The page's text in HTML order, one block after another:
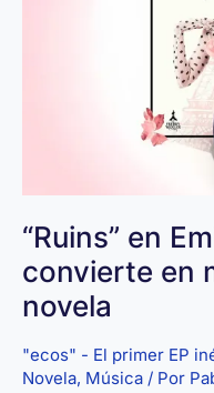
la
Mental
“Ruins” en
convierte en
novela
"ecos" - El primer EP
Novela, Música / Por